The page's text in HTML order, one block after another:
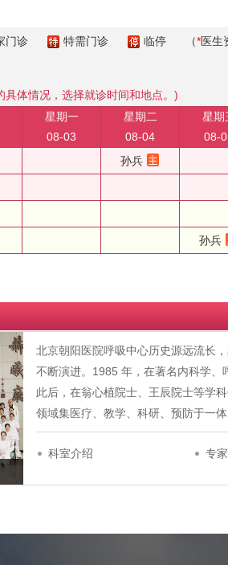
门诊 特需门诊 临停 （*医生
体情况，选择就诊时间和地点。)
星期一
08-03
星期二
08-04
星期
08-
孙兵
孙兵
北京朝阳医院呼吸中心历史源远流长
不断演进。1985 年，在著名内科学、
此后，在翁心植院士、王辰院士等学
领域集医疗、教学、科研、预防于一
科室介绍 专